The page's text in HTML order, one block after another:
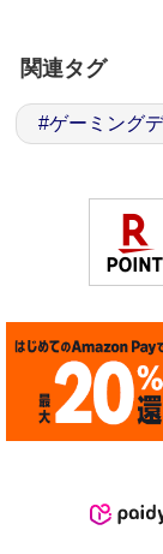
関連タグ
#ゲーミング